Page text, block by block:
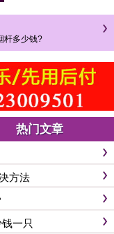
杆多少钱?
热门文章
方法
一只